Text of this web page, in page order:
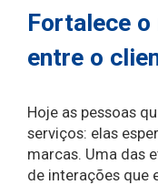
Fortalece
entre o
Hoje as pessoas
serviços: elas
marcas. Uma das
de interações que